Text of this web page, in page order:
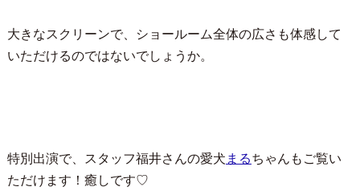
大きなスクリーンで、ショールーム全体の広さも体感して
いただけるのではないでしょうか。
特別出演で、スタッフ福井さんの愛犬 まるちゃんもご覧い
ただけます！癒しです♡